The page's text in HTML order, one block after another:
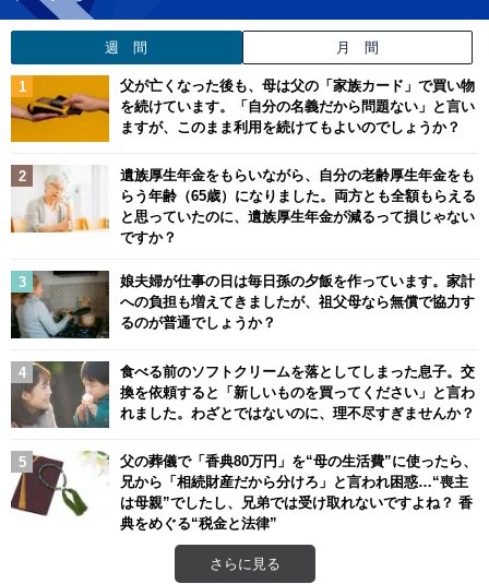
週 間 月 間
父が亡くなった後も、母は父の「家族カード」で買い物
を続けています。「自分の名義だから問題ない」と言い
ますが、このまま利用を続けてもよいのでしょうか？
遺族厚生年金をもらいながら、自分の老齢厚生年金をも
らう年齢（65歳）になりました。両方とも全額もらえる
と思っていたのに、遺族厚生年金が減るって損じゃない
ですか？
娘夫婦が仕事の日は毎日孫の夕飯を作っています。家計
への負担も増えてきましたが、祖父母なら無償で協力す
るのが普通でしょうか？
食べる前のソフトクリームを落としてしまった息子。交
換を依頼すると「新しいものを買ってください」と言わ
れました。わざとではないのに、理不尽すぎませんか？
父の葬儀で「香典80万円」を“母の生活費”に使ったら、
兄から「相続財産だから分けろ」と言われ困惑…“喪主
は母親”でしたし、兄弟では受け取れないですよね？ 香
典をめぐる“税金と法律”
さらに見る